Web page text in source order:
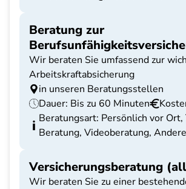
Beratung zur
Wir beraten Sie umfassend zur
Arbeitskraftabsicherung
in unseren Beratungsstellen
Dauer: Bis zu 60 Minuten
Beratungsart: Persönlich vor Ort,
Beratung, Videoberatung, Andere
Versicherungsberatung
Wir beraten Sie zu einer